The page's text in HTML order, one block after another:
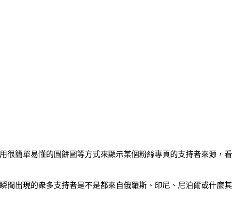
很簡單易懂的圓餅圖等方式來顯示某個粉絲專頁的支持者來源，看
間出現的衆多支持者是不是都來自俄羅斯、印尼、尼泊爾或什麼其